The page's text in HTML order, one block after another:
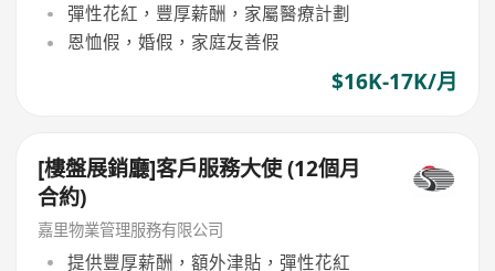
彈性花紅，豐厚薪酬，家屬醫療計劃
恩恤假，婚假，家庭友善假
$16K-17K/月
[樓盤展銷廳]客戶服務大使 (12個月
合約)
嘉里物業管理服務有限公司
提供豐厚薪酬，額外津貼，彈性花紅